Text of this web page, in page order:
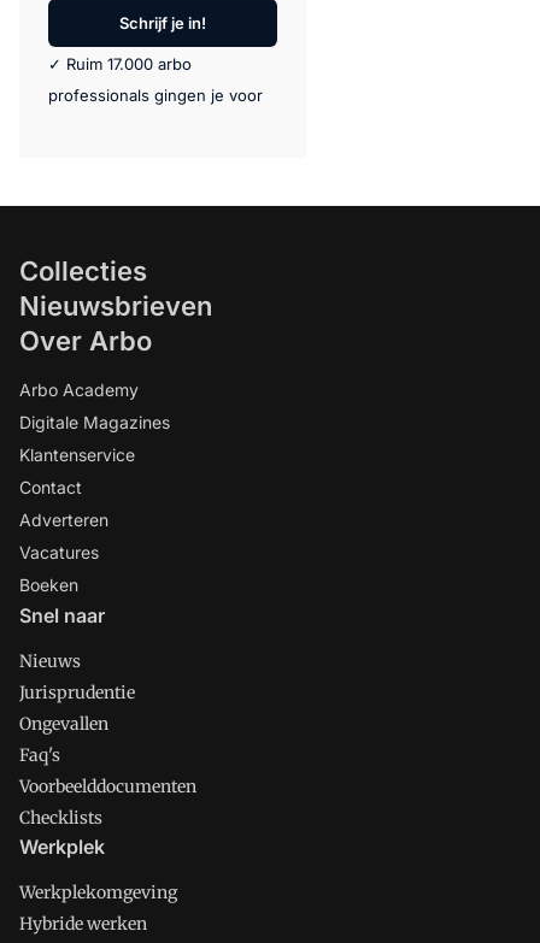
Schrijf je in!
✓ Ruim 17.000 arbo
professionals gingen je voor
Collecties
Nieuwsbrieven
Over Arbo
Arbo Academy
Digitale Magazines
Klantenservice
Contact
Adverteren
Vacatures
Boeken
Snel naar
Nieuws
Jurisprudentie
Ongevallen
Faq's
Voorbeelddocumenten
Checklists
Werkplek
Werkplekomgeving
Hybride werken